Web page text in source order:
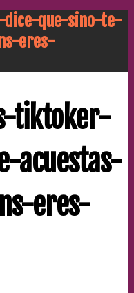
que-sino-te-
eres-
tiktoker-
acuestas-
eres-